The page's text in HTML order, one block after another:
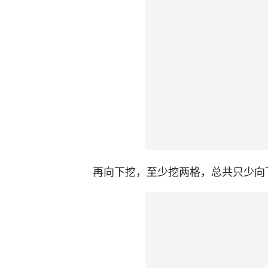
再向下挖，至少挖两格，总共只少